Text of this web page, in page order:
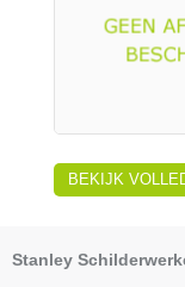
BEKIJK
Stanley